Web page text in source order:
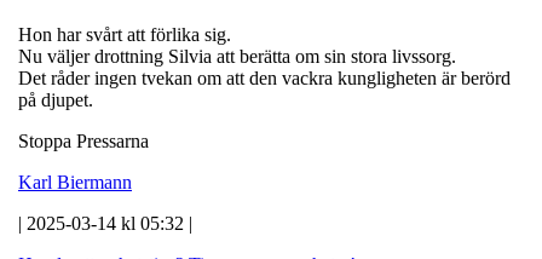
Hon har svårt att förlika sig.
Nu väljer drottning Silvia att berätta om sin stora livssorg.
Det råder ingen tvekan om att den vackra kungligheten är berörd
på djupet.
Stoppa Pressarna
Karl Biermann
| 2025-03-14 kl 05:32 |